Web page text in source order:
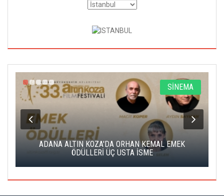
SİNEMA
ADANA ALTIN KOZA'DA ORHAN KEMAL EMEK
ÖDÜLLERİ ÜÇ USTA İSME